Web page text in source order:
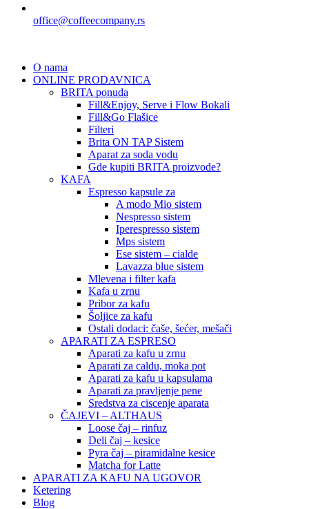
office@coffeecompany.rs
O nama
ONLINE PRODAVNICA
BRITA ponuda
Fill&Enjoy, Serve i Flow Bokali
Fill&Go Flašice
Filteri
Brita ON TAP Sistem
Aparat za soda vodu
Gde kupiti BRITA proizvode?
KAFA
Espresso kapsule za
A modo Mio sistem
Nespresso sistem
Iperespresso sistem
Mps sistem
Ese sistem – cialde
Lavazza blue sistem
Mlevena i filter kafa
Kafa u zrnu
Pribor za kafu
Šoljice za kafu
Ostali dodaci: čaše, šećer, mešači
APARATI ZA ESPRESO
Aparati za kafu u zrnu
Aparati za caldu, moka pot
Aparati za kafu u kapsulama
Aparati za pravljenje pene
Sredstva za ciscenje aparata
ČAJEVI – ALTHAUS
Loose čaj – rinfuz
Deli čaj – kesice
Pyra čaj – piramidalne kesice
Matcha for Latte
APARATI ZA KAFU NA UGOVOR
Ketering
Blog